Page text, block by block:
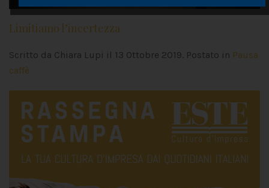
Limitiamo l’incertezza
Scritto da Chiara Lupi il 13 Ottobre 2019. Postato in Pausa
caffè